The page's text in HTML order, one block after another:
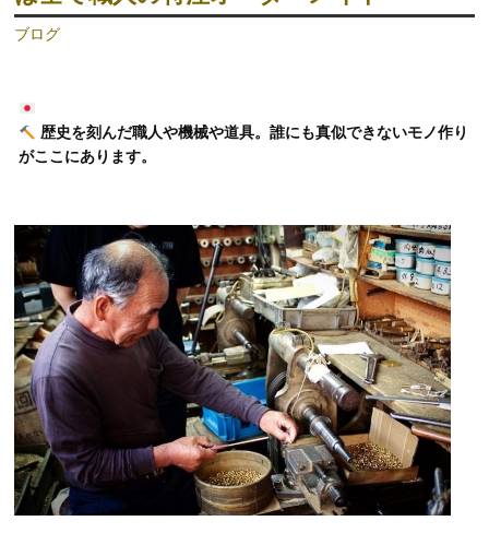
ブログ
歴史を刻んだ職人や機械や道具。誰にも真似できないモノ作り
がここにあります。